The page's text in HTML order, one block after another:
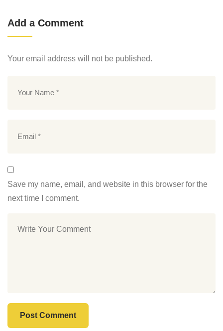
Add a Comment
Your email address will not be published.
Save my name, email, and website in this browser for the
next time I comment.